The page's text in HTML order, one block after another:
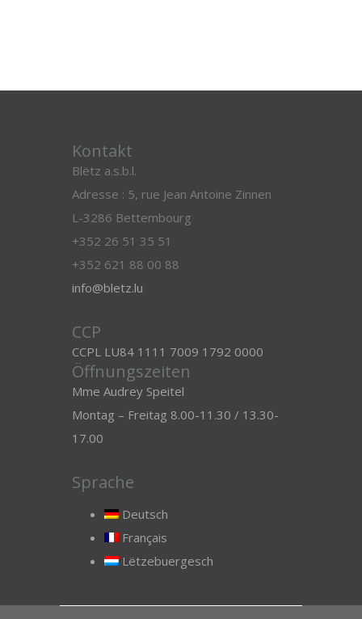
Kontakt
Blëtz a.s.b.l.
Adresse : 5, rue Jean Antoine Zinnen
L-3286 Bettembourg
+352 26 51 35 51
+352 621 88 00 88
info@bletz.lu
CCP
CCPL LU84 1111 7009 1792 0000
Öffnungszeiten
Mme Audrey Speitel
Montag – Freitag 8.00-11.30 / 13.30-
17.00
Sprache
Deutsch
Français
Lëtzebuergesch